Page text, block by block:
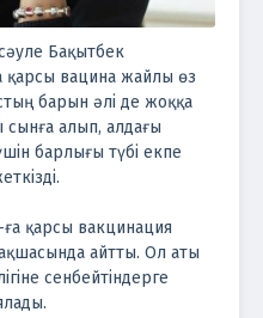
Бақытбек
вацина жайлы өз
барын әлі де жоққа
алып, алдағы
барлығы түбі екпе
қарсы вакцинация
айтты. Ол аты
сенбейтіндерге